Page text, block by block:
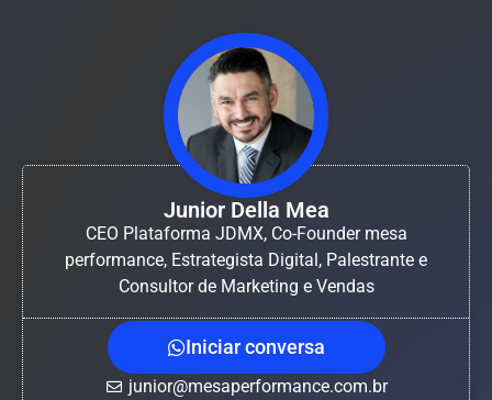
Junior Della Mea
CEO Plataforma JDMX, Co-Founder mesa
performance, Estrategista Digital, Palestrante e
Consultor de Marketing e Vendas
Iniciar conversa
junior@mesaperformance.com.br